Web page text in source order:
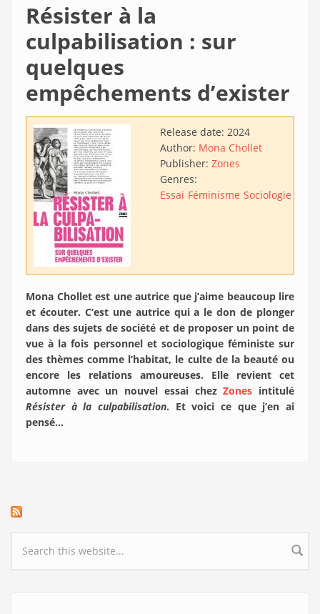
Résister à la
culpabilisation : sur
quelques
empêchements d’exister
Release date: 2024
Author: Mona Chollet
Publisher: Zones
Genres:
Essai Féminisme Sociologie
Mona Chollet est une autrice que j’aime beaucoup lire
et écouter. C’est une autrice qui a le don de plonger
dans des sujets de société et de proposer un point de
vue à la fois personnel et sociologique féministe sur
des thèmes comme l’habitat, le culte de la beauté ou
encore les relations amoureuses. Elle revient cet
automne avec un nouvel essai chezZones intitulé
Résister à la culpabilisation. Et voici ce que j’en ai
pensé...
Search form